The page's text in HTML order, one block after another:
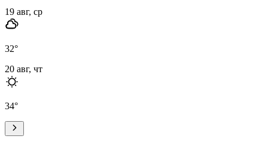
19 авг, ср
32°
20 авг, чт
34°